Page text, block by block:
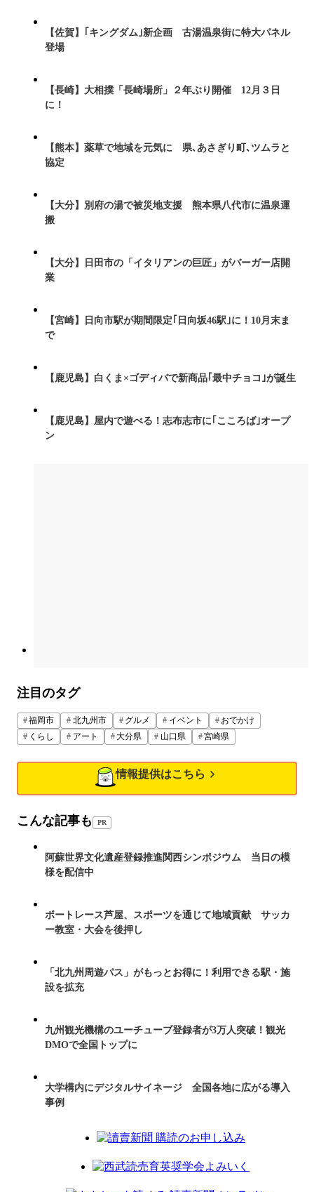
【佐賀】｢キングダム｣新企画 古湯温泉街に特大パネル
登場
【長崎】大相撲「長崎場所」２年ぶり開催 12月３日
に！
【熊本】薬草で地域を元気に 県､あさぎり町､ツムラと
協定
【大分】別府の湯で被災地支援 熊本県八代市に温泉運
搬
【大分】日田市の「イタリアンの巨匠」がバーガー店開
業
【宮崎】日向市駅が期間限定｢日向坂46駅｣に！10月末ま
で
【鹿児島】白くま×ゴディバで新商品｢最中チョコ｣が誕生
【鹿児島】屋内で遊べる！志布志市に｢こころば｣オープ
ン
注目のタグ
福岡市 北九州市 グルメ イベント
おでかけ
くらし
アート 大分県 山口県 宮崎県
情報提供はこちら
こんな記事も PR
阿蘇世界文化遺産登録推進関西シンポジウム 当日の模
様を配信中
ボートレース芦屋、スポーツを通じて地域貢献 サッカ
ー教室・大会を後押し
「北九州周遊パス」がもっとお得に！利用できる駅・施
設を拡充
九州観光機構のユーチューブ登録者が3万人突破！観光
DMOで全国トップに
大学構内にデジタルサイネージ 全国各地に広がる導入
事例